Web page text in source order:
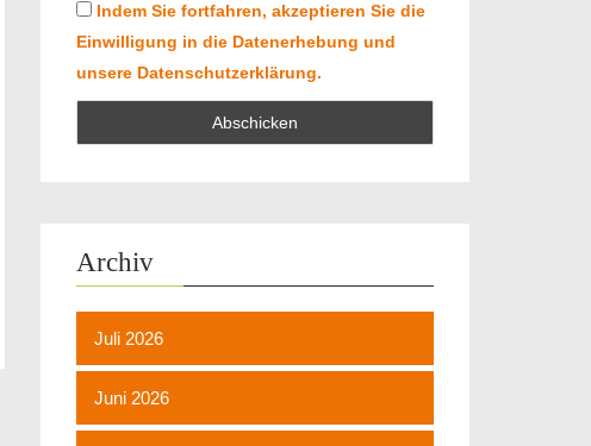
Indem Sie fortfahren, akzeptieren Sie die
Einwilligung in die Datenerhebung und
unsere Datenschutzerklärung.
Archiv
Juli 2026
Juni 2026